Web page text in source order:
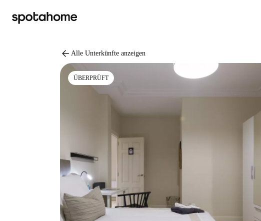
arrow_back Alle Unterkünfte anzeigen
ÜBERPRÜFT